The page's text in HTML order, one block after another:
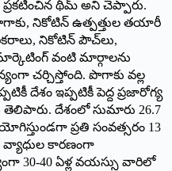
థీమ్ అని చెప్పారు.
పొగాకు, నికోటిన్ ఉత్పత్తుల తయారీ
నికోటిన్ పౌచ్‌లు,
వంటి మార్గాలను
చర్చిస్తోంది. పొగాకు వల్ల
దేశం ఇప్పటికీ పెద్ద ప్రజారోగ్య
తెలిపారు. దేశంలో సుమారు 26.7
ప్రతి సంవత్సరం 13
వ్యాధుల కారణంగా
30-40 ఏళ్ల వయస్సు వారిలో